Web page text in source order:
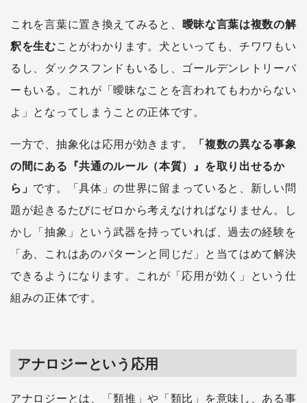
これを言葉に置き換えてみると、 曖昧な言葉は複数の解
釈を生むことがわかります。犬といっても、チワワもい
るし、ダックスフンドもいるし、ゴールデンレトリーバ
ーもいる。これが「曖昧なことを言われてもわからない
よ」となってしまうことの正体です。
一方で、抽象化は応用が効きます。
「複数の異なる事象
の間にある『共通のルール（本質）』を取り出せるか
ら」 です。「具体」の世界に留まっていると、新しい問
題が起きるたびにゼロから考えなければなりません。し
かし「抽象」という武器を持っていれば、過去の経験を
「あ、これはあのパターンと同じだ」と当てはめて解決
できるようになります。これが「応用が効く」という仕
組みの正体です。
アナロジーという応用
アナロジーとは、「類推」や「類比」を意味し、ある事